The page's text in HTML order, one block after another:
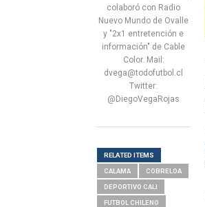
colaboró con Radio
Nuevo Mundo de Ovalle
y "2x1 entretención e
información" de Cable
Color. Mail:
dvega@todofutbol.cl
Twitter:
@DiegoVegaRojas
RELATED ITEMS
CALAMA COBRELOA
DEPORTIVO CALI
FUTBOL CHILENO